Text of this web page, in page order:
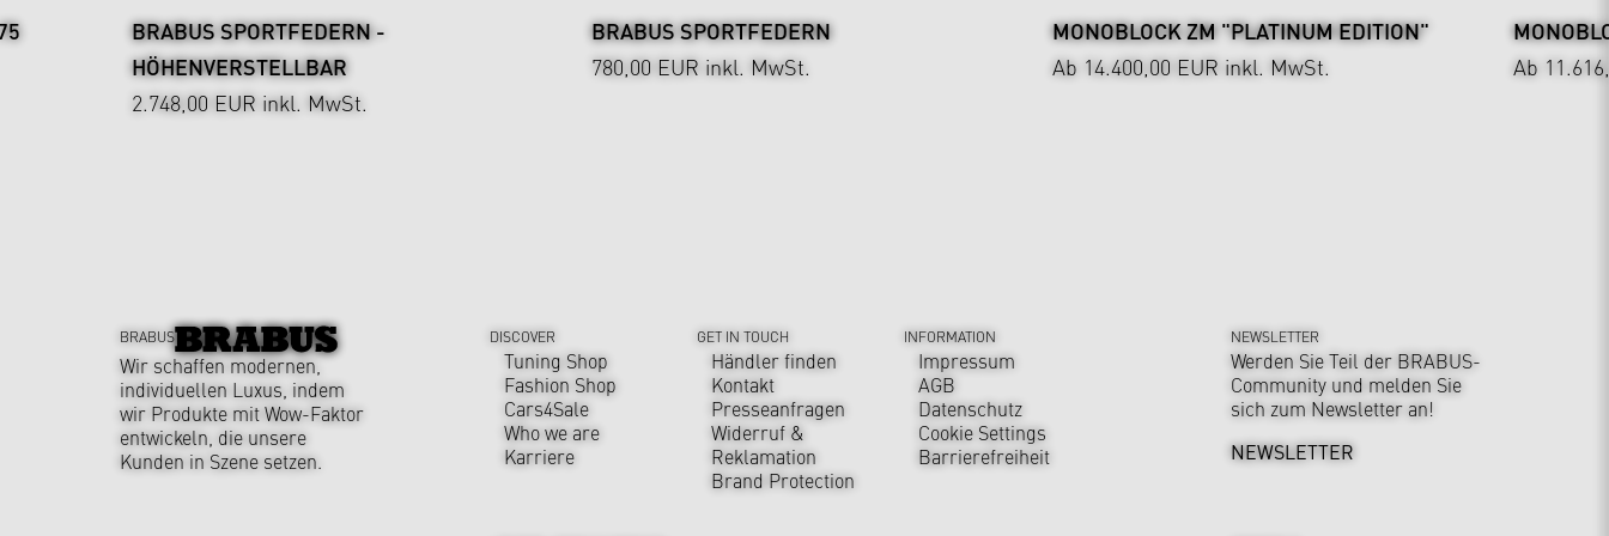
BRABUS SPORTFEDERN -
HÖHENVERSTELLBAR
2.748,00 EUR inkl. MwSt.
BRABUS SPORTFEDERN
780,00 EUR inkl. MwSt.
MONOBLOCK ZM "PLATINUM EDITION"
Ab 14.400,00 EUR inkl. MwSt.
Ab
BRABUS
Wir schaffen modernen,
individuellen Luxus, indem
wir Produkte mit Wow-Faktor
entwickeln, die unsere
Kunden in Szene setzen.
DISCOVER
Tuning Shop
Fashion Shop
Cars4Sale
Who we are
Karriere
GET IN TOUCH
Händler finden
Kontakt
Presseanfragen
Widerruf &
Reklamation
Brand Protection
INFORMATION
Impressum
AGB
Datenschutz
Cookie Settings
Barrierefreiheit
NEWSLETTER
Werden Sie Teil der BRABUS-
Community und melden Sie
sich zum Newsletter an!
NEWSLETTER